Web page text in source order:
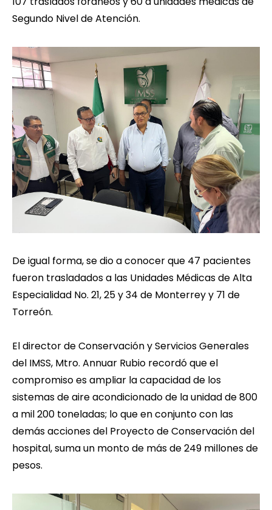
Segundo Nivel de Atención.
De igual forma, se dio a conocer que 47 pacientes
fueron trasladados a las Unidades Médicas de Alta
Especialidad No. 21, 25 y 34 de Monterrey y 71 de
Torreón.
El director de Conservación y Servicios Generales
del IMSS, Mtro. Annuar Rubio recordó que el
compromiso es ampliar la capacidad de los
sistemas de aire acondicionado de la unidad de 800
a mil 200 toneladas; lo que en conjunto con las
demás acciones del Proyecto de Conservación del
hospital, suma un monto de más de 249 millones de
pesos.